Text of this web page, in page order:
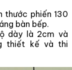
thước phiến 130
bàn bếp.
dày là 2cm và
thiết kế và thi